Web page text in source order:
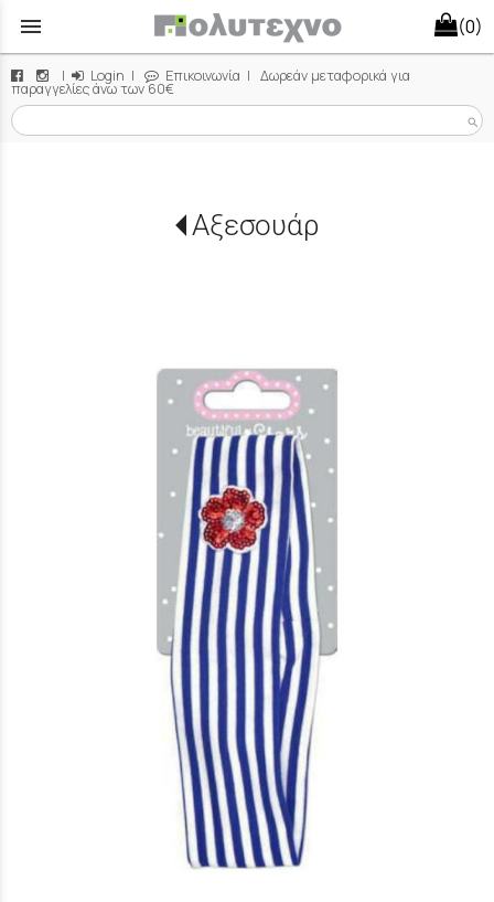
menu (0)
| Login | Επικοινωνία | Δωρεάν μεταφορικά για
παραγγελίες άνω των 60€
search
Αξεσουάρ